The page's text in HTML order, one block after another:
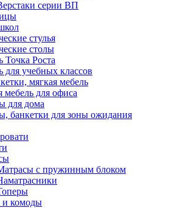
серии ВП
стулья
столы
Точка Роста
для учебных классов
мягкая мебель
мебель для офиса
для дома
банкетки для зоны ожидания
с пружинным блоком
комоды